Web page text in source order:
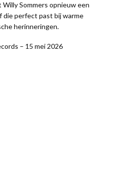
Willy Sommers opnieuw een
die perfect past bij warme
herinneringen.
– 15 mei 2026